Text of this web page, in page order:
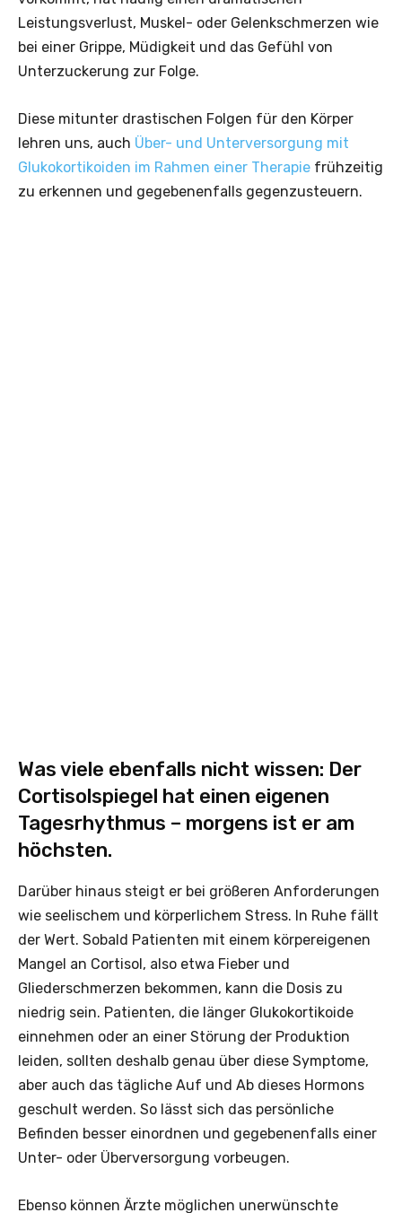
Leistungsverlust, Muskel- oder Gelenkschmerzen wie
bei einer Grippe, Müdigkeit und das Gefühl von
Unterzuckerung zur Folge.
Diese mitunter drastischen Folgen für den Körper
lehren uns, auch Über- und Unterversorgung mit
Glukokortikoiden im Rahmen einer Therapie frühzeitig
zu erkennen und gegebenenfalls gegenzusteuern.
Was viele ebenfalls nicht wissen: Der
Cortisolspiegel hat einen eigenen
Tagesrhythmus – morgens ist er am
höchsten.
Darüber hinaus steigt er bei größeren Anforderungen
wie seelischem und körperlichem Stress. In Ruhe fällt
der Wert. Sobald Patienten mit einem körpereigenen
Mangel an Cortisol, also etwa Fieber und
Gliederschmerzen bekommen, kann die Dosis zu
niedrig sein. Patienten, die länger Glukokortikoide
einnehmen oder an einer Störung der Produktion
leiden, sollten deshalb genau über diese Symptome,
aber auch das tägliche Auf und Ab dieses Hormons
geschult werden. So lässt sich das persönliche
Befinden besser einordnen und gegebenenfalls einer
Unter- oder Überversorgung vorbeugen.
Ebenso können Ärzte möglichen unerwünschte